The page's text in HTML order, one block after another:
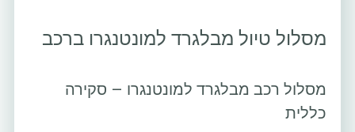
מסלול טיול מבלגרד למונטנגרו ברכב
מסלול רכב מבלגרד למונטנגרו – סקירה
כללית